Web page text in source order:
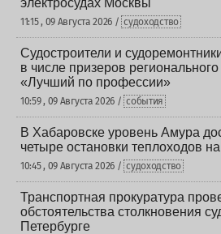
электросудах Москвы
11:15 , 09 Августа 2026 / судоходство
Судостроители и
в числе призеров регионального
«Лучший по профессии»
10:59 , 09 Августа 2026 / события
В Хабаровске уровень Амура
четыре остановки теплоходов
10:45 , 09 Августа 2026 / судоходство
Транспортная прокуратура
обстоятельства столкновения
Петербурге